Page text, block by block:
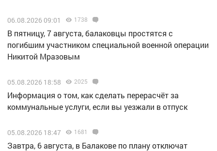
06.08.2026 09:01 1738
В пятницу, 7 августа, балаковцы простятся с
погибшим участником специальной военной операции
Никитой Мразовым
05.08.2026 18:58 2025
Информация о том, как сделать перерасчёт за
коммунальные услуги, если вы уезжали в отпуск
05.08.2026 18:47 1681
Завтра, 6 августа, в Балакове по плану отключат